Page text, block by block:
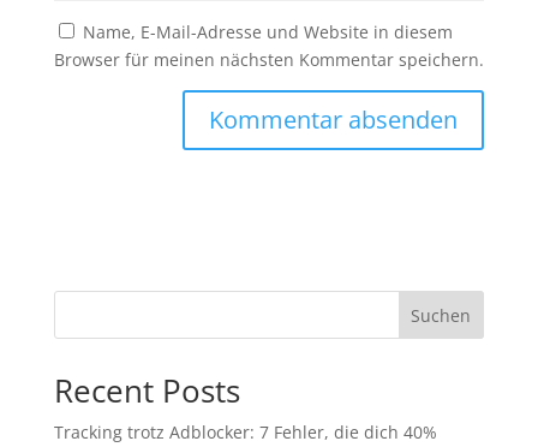
Name, E-Mail-Adresse und Website in diesem
Browser für meinen nächsten Kommentar speichern.
Suchen
Recent Posts
Tracking trotz Adblocker: 7 Fehler, die dich 40%